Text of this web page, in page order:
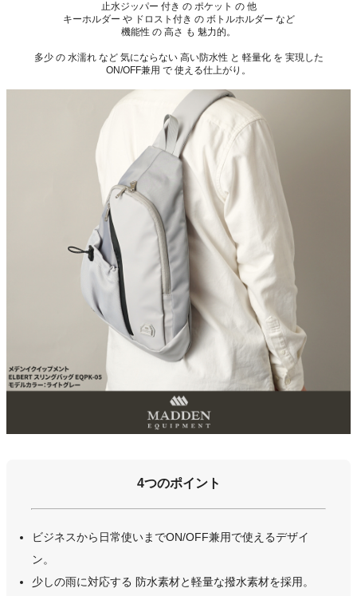
止水ジッパー 付き の ポケット の 他
キーホルダー や ドロスト付き の ボトルホルダー など
機能性 の 高さ も 魅力的。
多少 の 水濡れ など 気にならない 高い防水性 と 軽量化 を 実現した
ON/OFF兼用 で 使える仕上がり。
4つのポイント
ビジネスから日常使いまでON/OFF兼用で使えるデザイ
ン。
少しの雨に対応する 防水素材と軽量な撥水素材を採用。